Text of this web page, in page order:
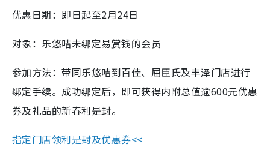
优惠日期：即日起至2月24日
对象：乐悠咭未绑定易赏钱的会员
参加方法：带同乐悠咭到百佳、屈臣氏及丰泽门店进行
绑定手续。成功绑定后，即可获得内附总值逾600元优惠
券及礼品的新春利是封。
指定门店领利是封及优惠券<<